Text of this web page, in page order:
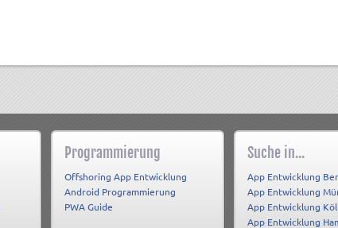
Programmierung
Offshoring App Entwicklung
Android Programmierung
PWA Guide
Suche in...
App Entwicklung
App Entwicklung
App Entwicklung
App Entwicklung